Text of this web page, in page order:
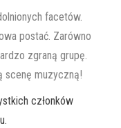
facetów.
postać. Zarówno
zgraną grupę.
scenę muzyczną!
członków